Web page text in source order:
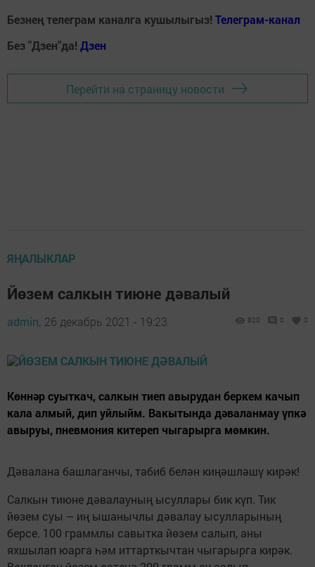
Безнең телеграм каналга кушылыгыз! Телеграм-канал
Без "Дзен"да! Дзен
Перейти на страницу новости
ЯҢАЛЫКЛАР
Йөзем салкын тиюне дәвалый
admin, 26 декабрь 2021 - 19:23 820 0 0
Көннәр суыткач, салкын тиеп авырудан беркем качып
кала алмый, дип уйлыйм. Вакытында дәваланмау үпкә
авыруы, пневмония китереп чыгарырга мөмкин.
Дәвалана башлаганчы, табиб белән киңәшләшү кирәк!
Салкын тиюне дәвалауның ысуллары бик күп. Тик
йөзем суы – иң ышанычлы дәвалау ысулларының
берсе. 100 граммлы савытка йөзем салып, аны
яхшылап юарга һәм иттарткычтан чыгарырга кирәк.